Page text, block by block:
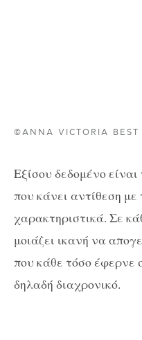
©ANNA VICTORIA BEST
Εξίσου δεδομένο
που κάνει αντίθεση με
χαρακτηριστικά. Σε
μοιάζει ικανή να
που κάθε τόσο έφερνε
δηλαδή διαχρονικό.